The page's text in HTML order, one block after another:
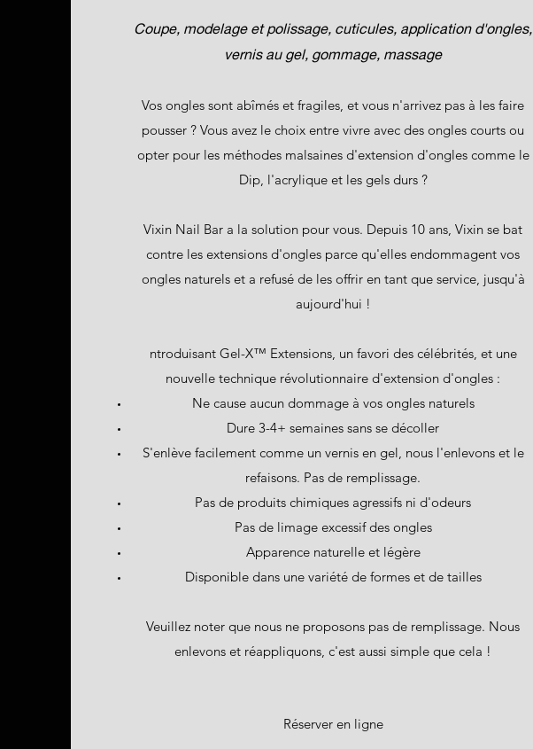
Coupe, modelage et polissage, cuticules, application d'ongles,
vernis au gel, gommage, massage
Vos ongles sont abîmés et fragiles, et vous n'arrivez pas à les faire
pousser ? Vous avez le choix entre vivre avec des ongles courts ou
opter pour les méthodes malsaines d'extension d'ongles comme le
Dip, l'acrylique et les gels durs ?
Vixin Nail Bar a la solution pour vous. Depuis 10 ans, Vixin se bat
contre les extensions d'ongles parce qu'elles endommagent vos
ongles naturels et a refusé de les offrir en tant que service, jusqu'à
aujourd'hui !
ntroduisant Gel-X™ Extensions, un favori des célébrités, et une
nouvelle technique révolutionnaire d'extension d'ongles :
Ne cause aucun dommage à vos ongles naturels
Dure 3-4+ semaines sans se décoller
S'enlève facilement comme un vernis en gel, nous l'enlevons et le
refaisons. Pas de remplissage.
Pas de produits chimiques agressifs ni d'odeurs
Pas de limage excessif des ongles
Apparence naturelle et légère
Disponible dans une variété de formes et de tailles
Veuillez noter que nous ne proposons pas de remplissage. Nous
enlevons et réappliquons, c'est aussi simple que cela !
Réserver en ligne